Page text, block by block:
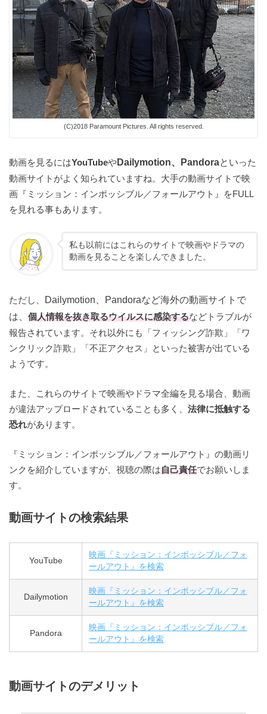
(C)2018 Paramount Pictures. All rights reserved.
動画を見るにはYouTubeやDailymotion、Pandoraといった
動画サイトがよく知られていますね。大手の動画サイトで映
画『ミッション：インポッシブル／フォールアウト』をFULL
を見れる事もあります。
私も以前にはこれらのサイトで映画やドラマの
動画を見ることを楽しんできました。
ただし、
Dailymotion、Pandoraなど海外の動画サイトで
は、 個人情報を抜き取るウイルスに感染するなどトラブルが
報告されています。それ以外にも「フィッシング詐欺」「ワ
ンクリック詐欺」「不正アクセス」といった被害が出ている
ようです。
また、これらのサイトで映画やドラマ全編を見る場合、動画
が違法アップロードされていることも多く、 法律に抵触する
恐れがあります。
『ミッション：インポッシブル／フォールアウト』の動画リ
ンクを紹介していますが、視聴の際は自己責任でお願いしま
す。
動画サイトの検索結果
YouTube
映画『ミッション：インポッシブル／フォ
ールアウト』を検索
Dailymotion
映画『ミッション：インポッシブル／フォ
ールアウト』を検索
Pandora
映画『ミッション：インポッシブル／フォ
ールアウト』を検索
動画サイトのデメリット